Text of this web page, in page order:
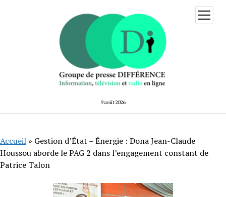
9 août 2026
ouvrir
menu
Accueil » Gestion d’État – Énergie : Dona Jean-Claude
Houssou aborde le PAG 2 dans l’engagement constant de
Patrice Talon